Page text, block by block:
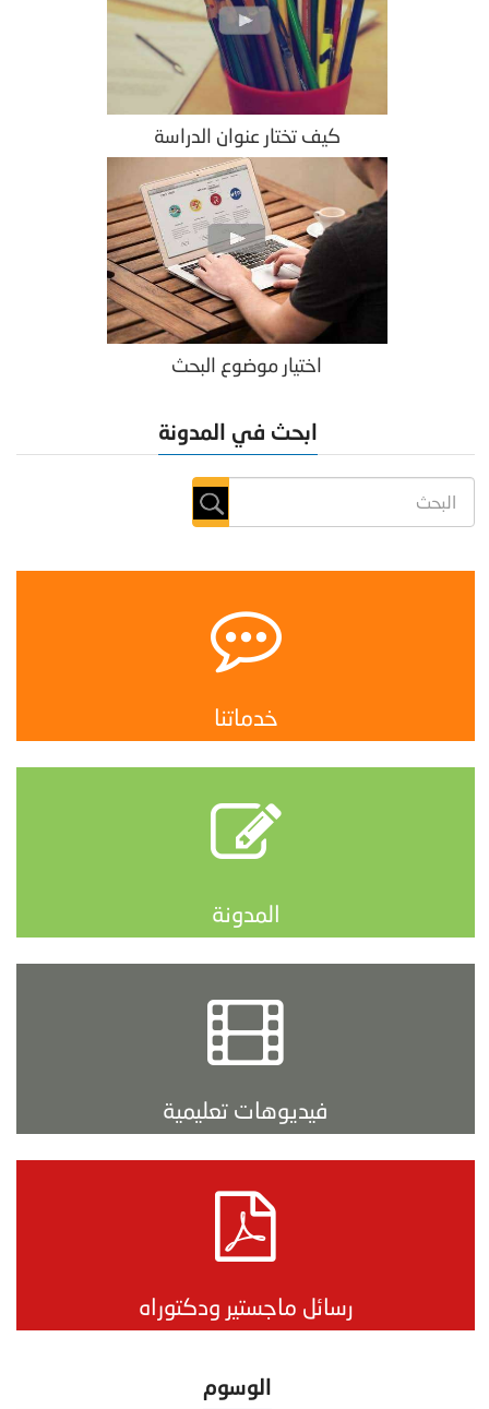
كيف تختار عنوان الدراسة
اختيار موضوع البحث
ابحث في المدونة
خدماتنا
المدونة
فيديوهات تعليمية
رسائل ماجستير ودكتوراه
الوسوم